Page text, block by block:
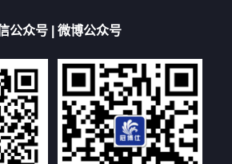
夫球杆清洗机
全自动/半自动系列
双槽三槽四槽五槽多槽系列
扫频
公众号 | 微博公众号